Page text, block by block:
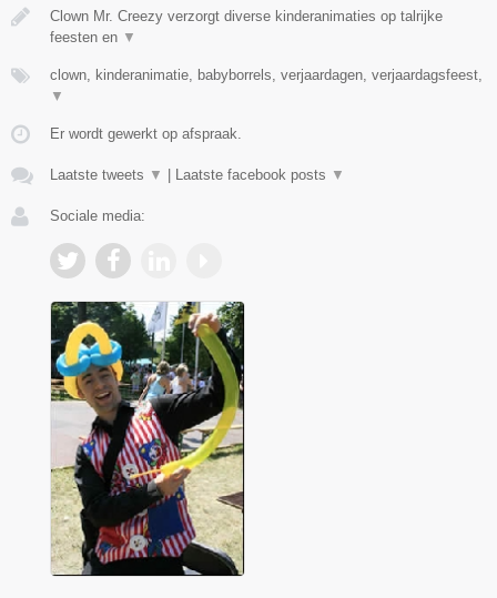
Clown Mr. Creezy verzorgt diverse kinderanimaties op talrijke
feesten en ▼
clown, kinderanimatie, babyborrels, verjaardagen, verjaardagsfeest,
▼
Er wordt gewerkt op afspraak.
Laatste tweets ▼ Laatste facebook posts ▼
Sociale media: